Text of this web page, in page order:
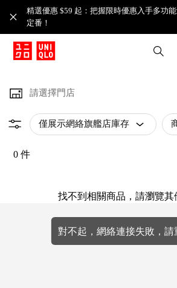
精選優惠 $59 起：把握限時優惠入手多功
定番！​
請選擇門店
僅展示網絡旗艦店庫存
0 件
找不到相關商品，請瀏覽其
對不起，網絡連接失敗，請